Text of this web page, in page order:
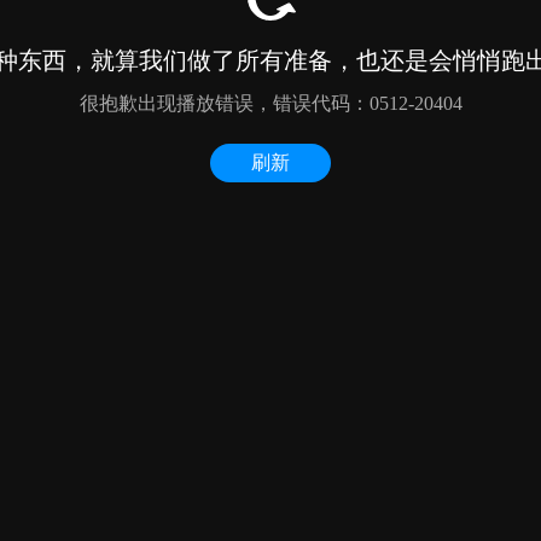
东西，就算我们做了所有准备，也还是会悄悄跑
很抱歉出现播放错误，错误代码：0512-20404
刷新